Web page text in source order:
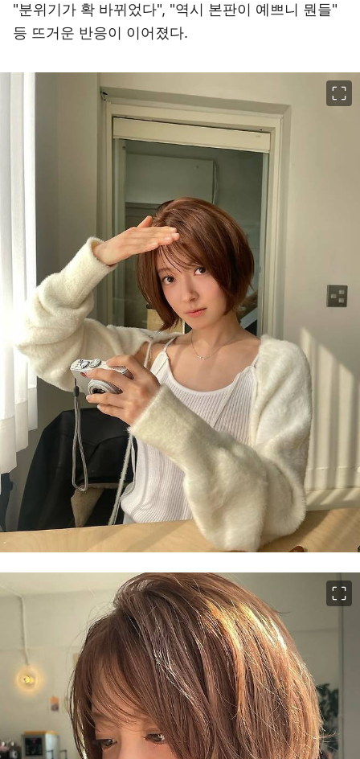
"분위기가 확 바뀌었다", "역시 본판이 예쁘니 뭔들"
등 뜨거운 반응이 이어졌다.